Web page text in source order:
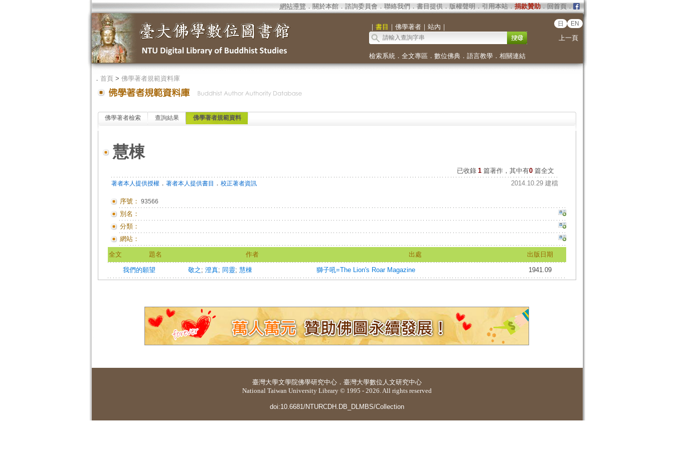
網站導覽 ． 關於本館． 諮詢委員會． 聯絡我們 ． 書目提供． 版權聲明 ． 引用本站． 捐款贊助．回首頁．
｜ 書目 ｜ 佛學著者｜ 站內 ｜ 日 EN
上一頁
檢索系統． 全文專區 ． 數位佛典． 語言教學． 相關連結
． 首頁> 佛學著者規範資料庫
佛學著者檢索 查詢結果 佛學著者規範資料
慧棟
已收錄 1 篇著作，其中有0篇全文
著者本人提供授權． 著者本人提供書目 ． 校正著者資訊 2014.10.29 建檔
序號： 93566
別名：
分類：
網站：
全文 題名 作者 出處 出版日期
我們的願望 敬之 ; 澄真; 同靈; 慧棟 獅子吼=The Lion's Roar Magazine 1941.09
臺灣大學文學院佛學研究中心 ． 臺灣大學數位人文研究中心
National Taiwan University Library © 1995 - 2026. All rights reserved
doi:10.6681/NTURCDH.DB_DLMBS/Collection